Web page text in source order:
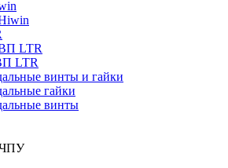
LTR
LTR
винты и гайки
гайки
винты
ЧПУ